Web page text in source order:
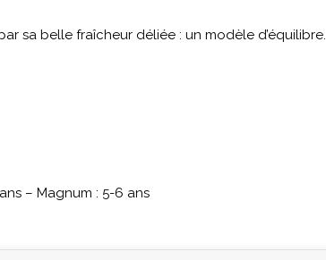
sa belle fraîcheur déliée : un modèle d’équilibre.
– Magnum : 5-6 ans